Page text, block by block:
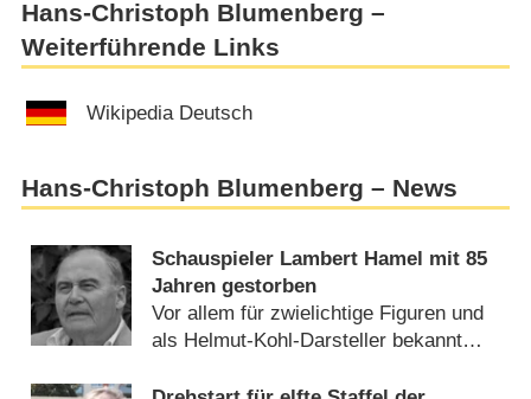
Hans-Christoph Blumenberg –
Weiterführende Links
Wikipedia Deutsch
Hans-Christoph Blumenberg – News
Schauspieler Lambert Hamel mit 85
Jahren gestorben
Vor allem für zwielichtige Figuren und
als Helmut-Kohl-Darsteller bekannt